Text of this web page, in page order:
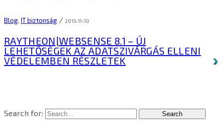
Blog, IT biztonság / 2015-11-10
RAYTHEON|WEBSENSE 8.1 – ÚJ
LEHETŐSÉGEK AZ ADATSZIVÁRGÁS ELLENI
VÉDELEMBEN RÉSZLETEK
Search for: